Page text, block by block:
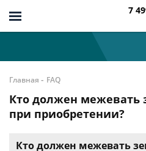
7
Главная - FAQ
Кто должен межевать
при приобретении?
Кто должен межевать